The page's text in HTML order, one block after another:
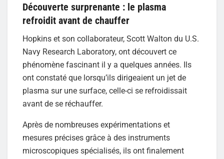
Découverte surprenante : le plasma
refroidit avant de chauffer
Hopkins et son collaborateur, Scott Walton du U.S.
Navy Research Laboratory, ont découvert ce
phénomène fascinant il y a quelques années. Ils
ont constaté que lorsqu’ils dirigeaient un jet de
plasma sur une surface, celle-ci se refroidissait
avant de se réchauffer.
Après de nombreuses expérimentations et
mesures précises grâce à des instruments
microscopiques spécialisés, ils ont finalement